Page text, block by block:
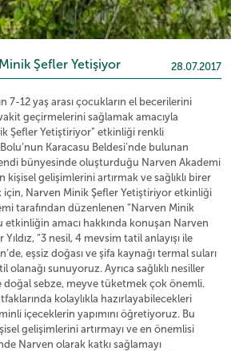
Şefler Yetişiyor 28.07.2017
7-12 yaş arası çocukların el becerilerini
geçirmelerini sağlamak amacıyla
Şefler Yetiştiriyor” etkinliği renkli
Karacasu Beldesi’nde bulunan
bünyesinde oluşturduğu Narven Akademi
kişisel gelişimlerini artırmak ve sağlıklı birer
için, Narven Minik Şefler Yetiştiriyor etkinliği
tarafından düzenlenen “Narven Minik
amacı hakkında konuşan Narven
“3 nesil, 4 mevsim tatil anlayışı ile
eşsiz doğası ve şifa kaynağı termal suları
olanağı sunuyoruz. Ayrıca sağlıklı nesiller
doğal sebze, meyve tüketmek çok önemli.
kolaylıkla hazırlayabilecekleri
içeceklerin yapımını öğretiyoruz. Bu
gelişimlerini artırmayı ve en önemlisi
Narven olarak katkı sağlamayı